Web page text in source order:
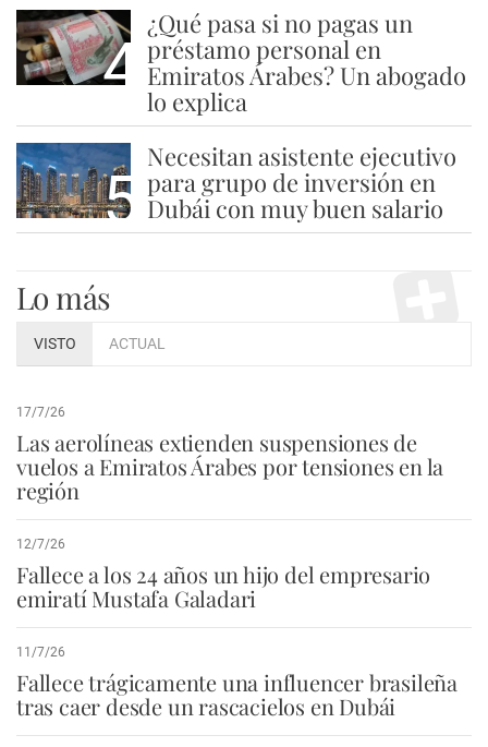
4
¿Qué pasa si no pagas un
préstamo personal en
Emiratos Árabes? Un abogado
lo explica
5
Necesitan asistente ejecutivo
para grupo de inversión en
Dubái con muy buen salario
Lo más
VISTO ACTUAL
17/7/26
Las aerolíneas extienden suspensiones de
vuelos a Emiratos Árabes por tensiones en la
región
12/7/26
Fallece a los 24 años un hijo del empresario
emiratí Mustafa Galadari
11/7/26
Fallece trágicamente una influencer brasileña
tras caer desde un rascacielos en Dubái